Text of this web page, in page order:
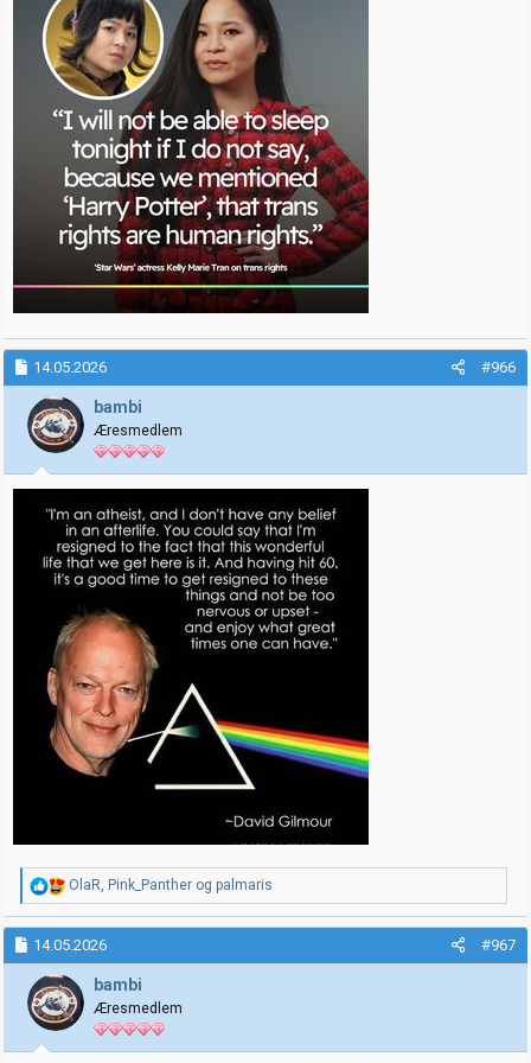
14.05.2026 #966
bambi
Æresmedlem
R
e
a
k
j
o
n
r
OlaR Pink_Panther og palmaris
14.05.2026 #967
bambi
Æresmedlem